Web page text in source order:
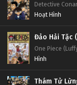
Detective
Hoạt Hình
Đảo Hải Tặc
One Piece
Hình
Thám Tử